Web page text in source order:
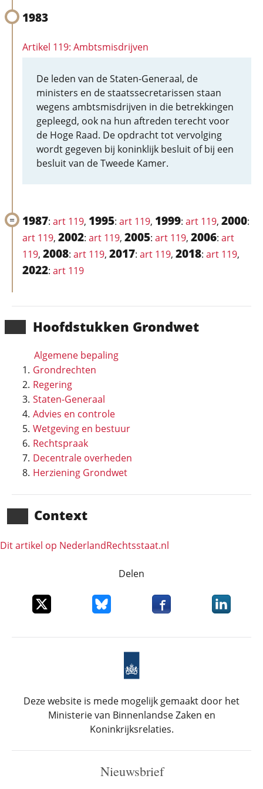
Hoofd­stukken Grondwet
Algemene bepaling
Grondrechten
Regering
Staten-Generaal
Advies en controle
Wetgeving en bestuur
Rechtspraak
Decentrale overheden
Herziening Grondwet
Context
Dit artikel op NederlandRechts­staat.nl
1983
Artikel 119: Ambtsmisdrijven
De leden van de Staten-Generaal, de
ministers en de staatssecretarissen staan
wegens ambtsmisdrijven in die betrekkingen
gepleegd, ook na hun aftreden terecht voor
de Hoge Raad. De opdracht tot vervolging
wordt gegeven bij koninklijk besluit of bij een
besluit van de Tweede Kamer.
1987: art 119, 1995: art 119, 1999: art 119, 2000:
art 119, 2002: art 119, 2005: art 119, 2006: art
119, 2008: art 119, 2017: art 119, 2018: art 119,
2022: art 119
Delen
Deel dit item op XDeel dit item op Bluesky
Deel dit item opDeel dit
Deze website is mede mogelijk gemaakt door het
Ministerie van Binnenlandse Zaken en
Koninkrijksrelaties.
Nieuwsbrief